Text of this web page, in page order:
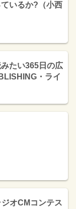
ているか?（小西
みたい365日の広
・ライ
オCMコンテス